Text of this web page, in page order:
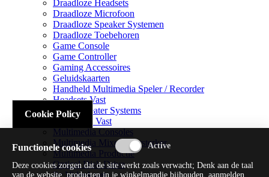
Draadloze Headsets
Draadloze Microfoon
Draadloze Speaker Systemen
Draadloze Toebehoren
Game Console
Game Controller
Gaming Accessoires
Geluidskaarten
Handheld Multimedia Speler / Recorder
Headsets Vast
Home Theater Systems
Microfoon Vast
Multimedia Consoles
Multimedia Mixer / Versterker
Multimedia Productie
Optical Disk Drive
Cookie Policy
Functionele cookies
Deze cookies zorgen dat de site werkt zoals verwacht; Denk aan de taal
van de website, producten in je winkelmandje bijhouden, aanmelden